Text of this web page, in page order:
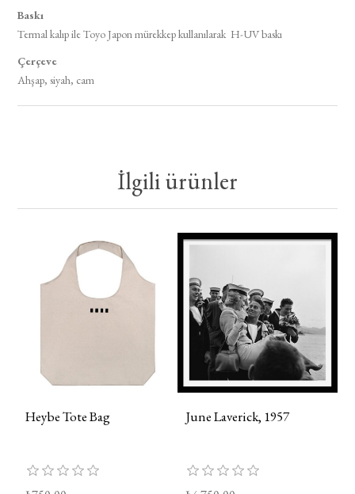
Baskı​
Termal kalıp ile Toyo Japon mürekkep kullanılarak H-UV baskı​
Çerçeve​
Ahşap, siyah, cam​
İlgili ürünler
Heybe Tote Bag June Laverick, 1957